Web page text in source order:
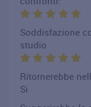
Soddisfazione
studio
Ritornerebbe
Si